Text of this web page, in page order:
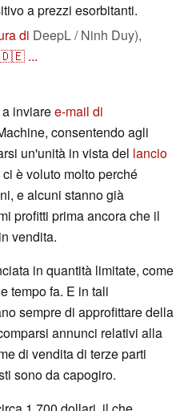
a prezzi esorbitanti.
di DeepL / Ninh Duy),
🇩🇪 ...
inviaree-mail di
consentendo agli
un'unità in vista del lancio
è voluto molto perché
e alcuni stanno già
profitti prima ancora che il
vendita.
in quantità limitate, come
tempo fa. E in tali
sempre di approfittare della
annunci relativi alla
di vendita di terze parti
sono da capogiro.